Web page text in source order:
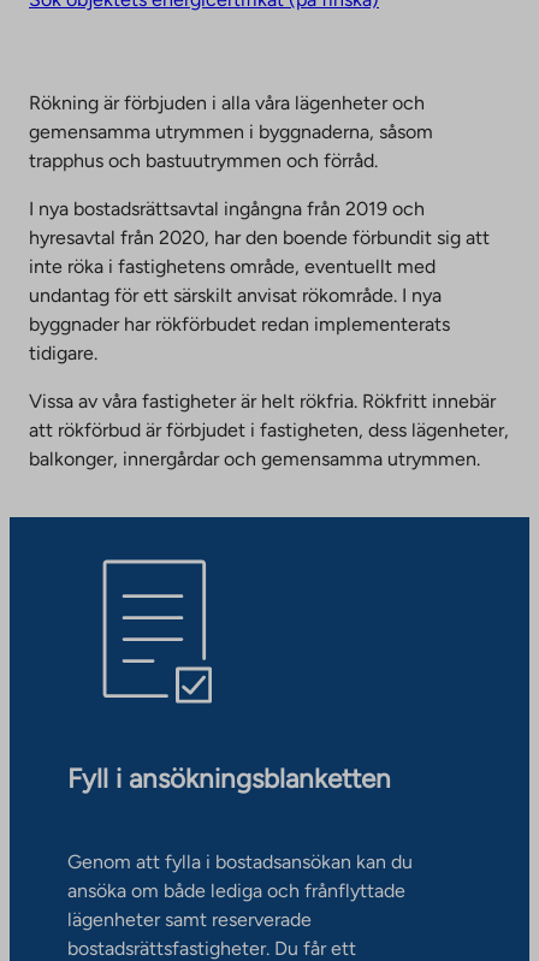
Rökning är förbjuden i alla våra lägenheter och
gemensamma utrymmen i byggnaderna, såsom
trapphus och bastuutrymmen och förråd.
I nya bostadsrättsavtal ingångna från 2019 och
hyresavtal från 2020, har den boende förbundit sig att
inte röka i fastighetens område, eventuellt med
undantag för ett särskilt anvisat rökområde. I nya
byggnader har rökförbudet redan implementerats
tidigare.
Vissa av våra fastigheter är helt rökfria. Rökfritt innebär
att rökförbud är förbjudet i fastigheten, dess lägenheter,
balkonger, innergårdar och gemensamma utrymmen.
Fyll i ansökningsblanketten
Genom att fylla i bostadsansökan kan du
ansöka om både lediga och frånflyttade
lägenheter samt reserverade
bostadsrättsfastigheter. Du får ett